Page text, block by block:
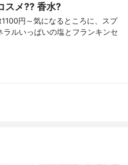
スメ?? 香水?
円～気になるところに、スプ
ルいっぱいの塩とフランキンセ